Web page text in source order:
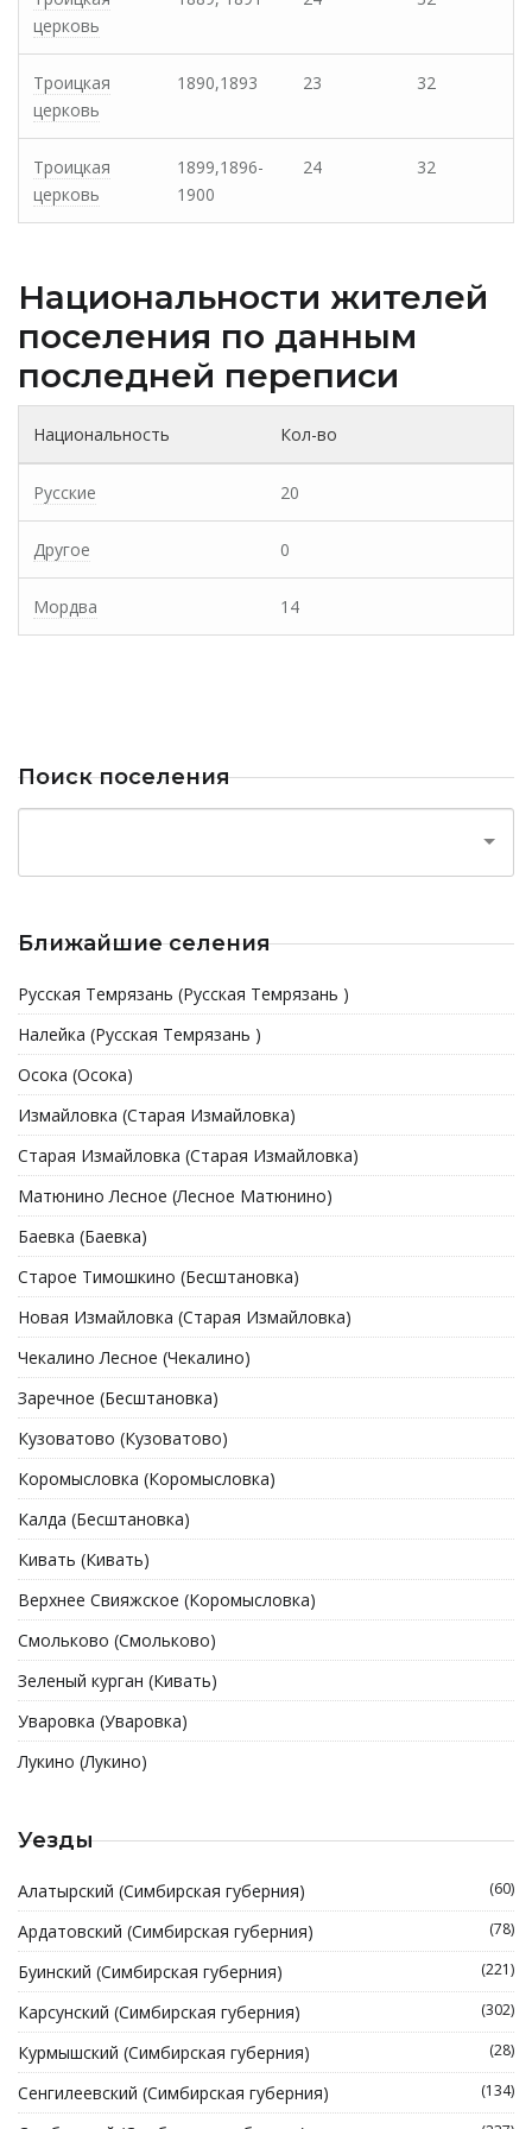
церковь
Троицкая
церковь
1890,1893 23 32
Троицкая
церковь
1899,1896-
1900
24 32
Национальности жителей
поселения по данным
последней переписи
Национальность Кол-во
Русские 20
Другое 0
Мордва 14
Поиск поселения
Ближайшие селения
Русская Темрязань (Русская Темрязань )
Налейка (Русская Темрязань )
Осока (Осока)
Измайловка (Старая Измайловка)
Старая Измайловка (Старая Измайловка)
Матюнино Лесное (Лесное Матюнино)
Баевка (Баевка)
Старое Тимошкино (Бесштановка)
Новая Измайловка (Старая Измайловка)
Чекалино Лесное (Чекалино)
Заречное (Бесштановка)
Кузоватово (Кузоватово)
Коромысловка (Коромысловка)
Калда (Бесштановка)
Кивать (Кивать)
Верхнее Свияжское (Коромысловка)
Смольково (Смольково)
Зеленый курган (Кивать)
Уваровка (Уваровка)
Лукино (Лукино)
Уезды
Алатырский (Симбирская губерния) (60)
Ардатовский (Симбирская губерния) (78)
Буинский (Симбирская губерния) (221)
Карсунский (Симбирская губерния) (302)
Курмышский (Симбирская губерния) (28)
Сенгилеевский (Симбирская губерния) (134)